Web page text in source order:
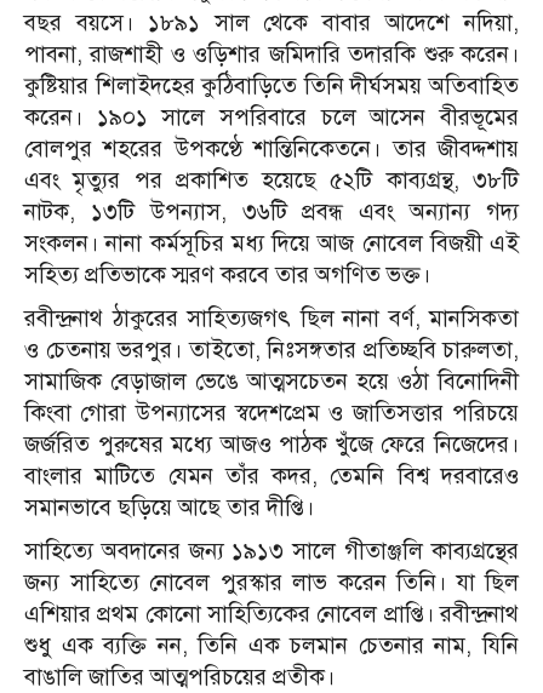
বছর বয়সে। ১৮৯১ সাল থেকে বাবার আদেশে নদিয়া,
পাবনা, রাজশাহী ও ওড়িশার জমিদারি তদারকি শুরু করেন।
কুষ্টিয়ার শিলাইদহের কুঠিবাড়িতে তিনি দীর্ঘসময় অতিবাহিত
করেন। ১৯০১ সালে সপরিবারে চলে আসেন বীরভূমের
বোলপুর শহরের উপকণ্ঠে শান্তিনিকেতনে। তার জীবদ্দশায়
এবং মৃত্যুর পর প্রকাশিত হয়েছে ৫২টি কাব্যগ্রন্থ, ৩৮টি
নাটক, ১৩টি উপন্যাস, ৩৬টি প্রবন্ধ এবং অন্যান্য গদ্য
সংকলন। নানা কর্মসূচির মধ্য দিয়ে আজ নোবেল বিজয়ী এই
সহিত্য প্রতিভাকে স্মরণ করবে তার অগণিত ভক্ত।
রবীন্দ্রনাথ ঠাকুরের সাহিত্যজগৎ ছিল নানা বর্ণ, মানসিকতা
ও চেতনায় ভরপুর। তাইতো, নিঃসঙ্গতার প্রতিচ্ছবি চারুলতা,
সামাজিক বেড়াজাল ভেঙে আত্মসচেতন হয়ে ওঠা বিনোদিনী
কিংবা গোরা উপন্যাসের স্বদেশপ্রেম ও জাতিসত্তার পরিচয়ে
জর্জরিত পুরুষের মধ্যে আজও পাঠক খুঁজে ফেরে নিজেদের।
বাংলার মাটিতে যেমন তাঁর কদর, তেমনি বিশ্ব দরবারেও
সমানভাবে ছড়িয়ে আছে তার দীপ্তি।
সাহিত্যে অবদানের জন্য ১৯১৩ সালে গীতাঞ্জলি কাব্যগ্রন্থের
জন্য সাহিত্যে নোবেল পুরস্কার লাভ করেন তিনি। যা ছিল
এশিয়ার প্রথম কোনো সাহিত্যিকের নোবেল প্রাপ্তি। রবীন্দ্রনাথ
শুধু এক ব্যক্তি নন, তিনি এক চলমান চেতনার নাম, যিনি
বাঙালি জাতির আত্মপরিচয়ের প্রতীক।